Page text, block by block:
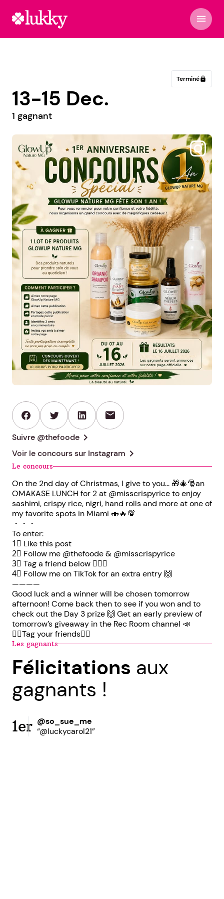
menu
Terminélock
13-15 Dec.
1 gagnant
@thefoode
mail
Suivre @thefoode chevron_right
Voir le concours sur Instagram chevron_right
Le concours
On the 2nd day of Christmas, I give to you... 🎁🎄🎅an
OMAKASE LUNCH for 2 at @misscrispyrice to enjoy
sashimi, crispy rice, nigri, hand rolls and more at one of
my favorite spots in Miami 🍣🔥💯⁠
・・・⠀⁠⠀
To enter:⠀⠀⠀⠀⠀⁠⠀
1⃣ Like this post⠀⠀⠀⠀⠀⁠⠀
2⃣ Follow me @thefoode & @misscrispyrice
3⃣ Tag a friend below 👇🏼👥⠀⠀⠀⠀⠀⁠⠀
4⃣ Follow me on TikTok for an extra entry 🙌
————⠀⠀⠀⁠⠀
Good luck and a winner will be chosen tomorrow
afternoon! Come back then to see if you won and to
check out the Day 3 prize 🙌 Get an early preview of
tomorrow’s giveaway in the Rec Room channel 📣
👇🏼Tag your friends👇🏼⁠
Les gagnants
Félicitations aux
gagnants !
1er @so_sue_me
“@luckycarol21”